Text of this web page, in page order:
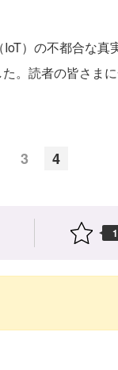
）の不都合な真
。読者の皆さま
3 4
1